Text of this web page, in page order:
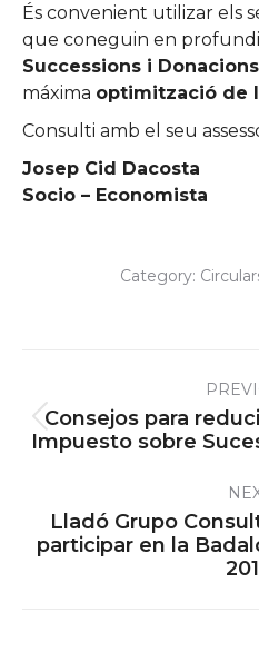
És convenient utilizar els
que coneguin en
Successions i Donacions
máxima optimització de
Consulti amb el seu
Josep Cid Dacosta
Socio – Economista
Category:
navigation
Consejos para
Impuesto sobre
Lladó Grupo
participar en la